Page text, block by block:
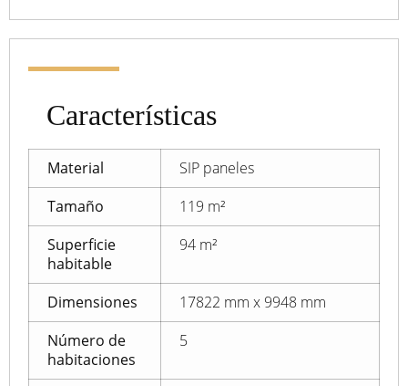
Características
Material
SIP paneles
Tamaño
119 m²
Superficie
habitable
94 m²
Dimensiones
17822 mm x 9948 mm
Número de
habitaciones
5